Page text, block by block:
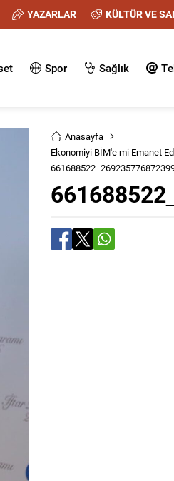
YAZARLAR KÜLTÜR VE
Spor Sağlık
Anasayfa
Ekonomiyi BİM'e mi Emanet